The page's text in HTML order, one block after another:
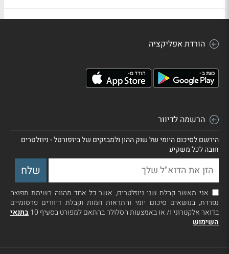
הורדת אפליקציה
הרשמה לדיוור
הירשם לסיכום היומי של שוק ההון ולמבזקים של ביזפורטל - ניוזלטרים
חובה לכל משקיע
אני מאשר קבלת שני ניוזלטרים, אשר כל אחד מהווה רשימת תפוצה
נפרדת, בנושאים סיכום יומי והתראות חמות וקבלת דיוורים פרסומיים
בדואר אלקטרוני ו/ או באמצעות הסלולר בהתאם למפורט בסעיף 10
בתנאי
השימוש